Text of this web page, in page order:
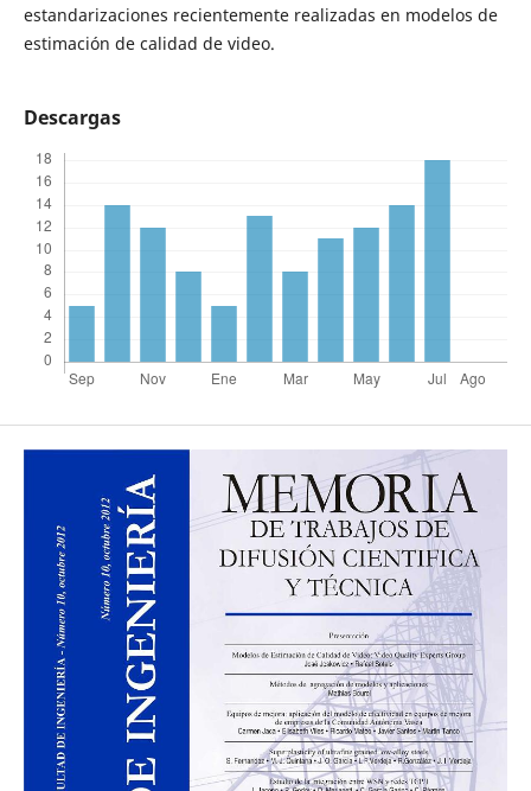
estandarizaciones recientemente realizadas en modelos de
estimación de calidad de video.
Descargas